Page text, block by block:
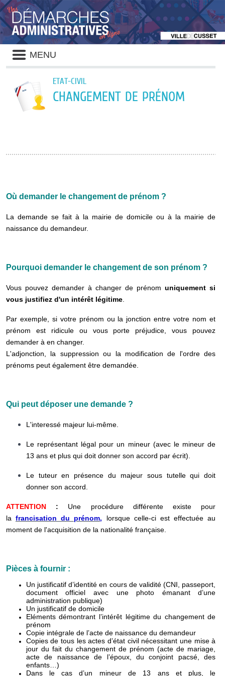
Liste
des
avertissements
MENU
ETAT-CIVIL
CHANGEMENT DE PRÉNOM